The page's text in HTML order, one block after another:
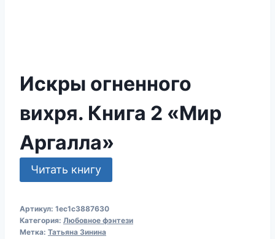
Искры огненного
вихря. Книга 2 «Мир
Аргалла»
Читать книгу
Артикул: 1ec1c3887630
Категория: Любовное фэнтези
Метка: Татьяна Зинина